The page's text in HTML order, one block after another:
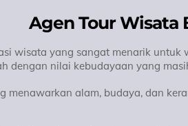
Agen Tour Wisata
wisata yang sangat menarik
dengan nilai kebudayaan yang
menawarkan alam, budaya, dan